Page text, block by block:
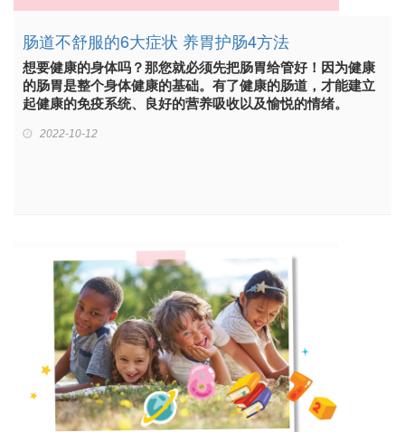
肠道不舒服的6大症状 养胃护肠4方法
想要健康的身体吗？那您就必须先把肠胃给管好！因为健康
的肠胃是整个身体健康的基础。有了健康的肠道，才能建立
起健康的免疫系统、良好的营养吸收以及愉悦的情绪。
2022-10-12